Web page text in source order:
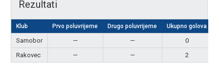
Rezultati
Klub Prvo poluvrijeme Drugo poluvrijeme Ukupno golova
Samobor — —
0
Rakovec
— — 2